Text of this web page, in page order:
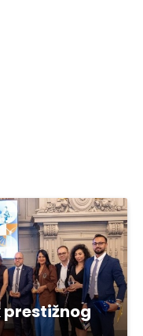
prestižnog